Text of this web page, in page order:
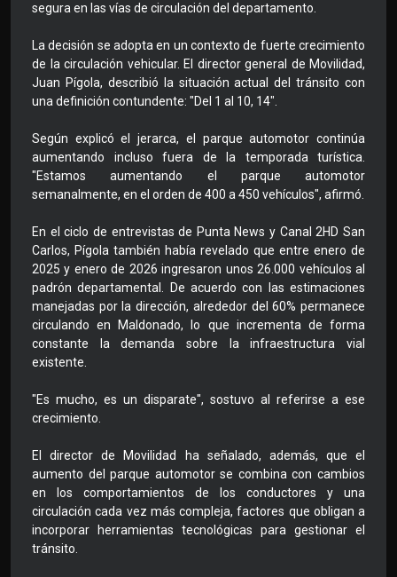
segura en las vías de circulación del departamento.
La decisión se adopta en un contexto de fuerte crecimiento
de la circulación vehicular. El director general de Movilidad,
Juan Pígola, describió la situación actual del tránsito con
una definición contundente: "Del 1 al 10, 14".
Según explicó el jerarca, el parque automotor continúa
aumentando incluso fuera de la temporada turística.
"Estamos aumentando el parque automotor
semanalmente, en el orden de 400 a 450 vehículos", afirmó.
En el ciclo de entrevistas de Punta News y Canal 2HD San
Carlos, Pígola también había revelado que entre enero de
2025 y enero de 2026 ingresaron unos 26.000 vehículos al
padrón departamental. De acuerdo con las estimaciones
manejadas por la dirección, alrededor del 60% permanece
circulando en Maldonado, lo que incrementa de forma
constante la demanda sobre la infraestructura vial
existente.
"Es mucho, es un disparate", sostuvo al referirse a ese
crecimiento.
El director de Movilidad ha señalado, además, que el
aumento del parque automotor se combina con cambios
en los comportamientos de los conductores y una
circulación cada vez más compleja, factores que obligan a
incorporar herramientas tecnológicas para gestionar el
tránsito.